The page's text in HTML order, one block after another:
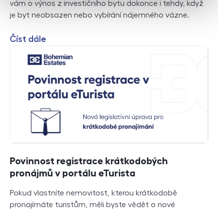
vám o výnos z investičního bytu dokonce i tehdy, když
je byt neobsazen nebo vybírání nájemného vázne.
Číst dále
Povinnost registrace krátkodobých
pronájmů v portálu eTurista
Pokud vlastníte nemovitost, kterou krátkodobě
pronajímáte turistům, měli byste vědět o nové